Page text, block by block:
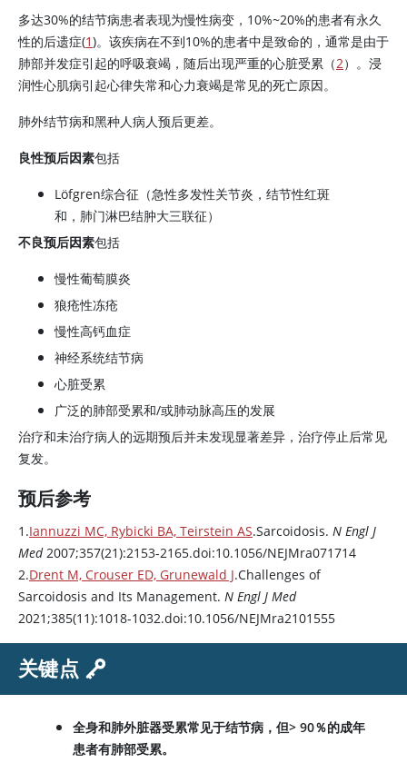
多达30%的结节病患者表现为慢性病变，10%~20%的患者有永久
性的后遗症(1)。该疾病在不到10%的患者中是致命的，通常是由于
肺部并发症引起的呼吸衰竭，随后出现严重的心脏受累（2）。浸
润性心肌病引起心律失常和心力衰竭是常见的死亡原因。
肺外结节病和黑种人病人预后更差。
良性预后因素包括
Löfgren综合征（急性多发性关节炎，结节性红斑
和，肺门淋巴结肿大三联征）
不良预后因素包括
慢性葡萄膜炎
狼疮性冻疮
慢性高钙血症
神经系统结节病
心脏受累
广泛的肺部受累和/或肺动脉高压的发展
治疗和未治疗病人的远期预后并未发现显著差异，治疗停止后常见
复发。
预后参考
1.Iannuzzi MC, Rybicki BA, Teirstein AS.Sarcoidosis. N Engl J
Med2007;357(21):2153-2165.doi:10.1056/NEJMra071714
2.Drent M, Crouser ED, Grunewald J.Challenges of
Sarcoidosis and Its Management. N Engl J Med
2021;385(11):1018-1032.doi:10.1056/NEJMra2101555
关键点
全身和肺外脏器受累常见于结节病，但> 90％的成年
患者有肺部受累。